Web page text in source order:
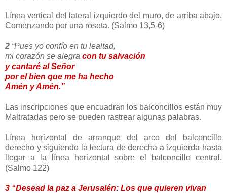
Línea vertical del lateral izquierdo del muro, de arriba abajo.
Comenzando por una roseta. (Salmo 13,5-6)
2 “Pues yo confío en tu lealtad,
mi corazón se alegra con tu salvación
y cantaré al Señor
por el bien que me ha hecho
Amén y Amén.”
Las inscripciones que encuadran los balconcillos están muy
Maltratadas pero se pueden rastrear algunas palabras.
Línea horizontal de arranque del arco del balconcillo
derecho y siguiendo la lectura de derecha a izquierda hasta
llegar a la línea horizontal sobre el balconcillo central.
(Salmo 122)
3 “Desead la paz a Jerusalén: Los que quieren vivan